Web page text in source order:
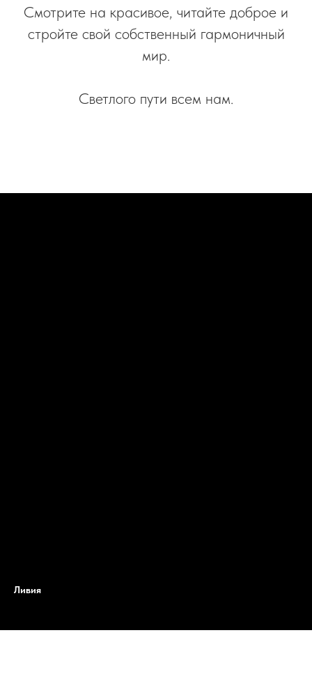
Смотрите на красивое, читайте доброе и
стройте свой собственный гармоничный
мир.
Светлого пути всем нам.
Ливия